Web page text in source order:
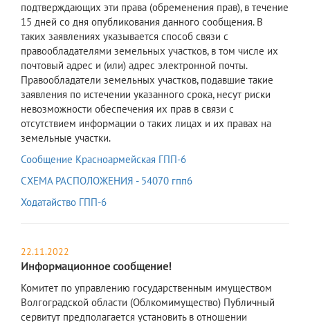
подтверждающих эти права (обременения прав), в течение
15 дней со дня опубликования данного сообщения. В
таких заявлениях указывается способ связи с
правообладателями земельных участков, в том числе их
почтовый адрес и (или) адрес электронной почты.
Правообладатели земельных участков, подавшие такие
заявления по истечении указанного срока, несут риски
невозможности обеспечения их прав в связи с
отсутствием информации о таких лицах и их правах на
земельные участки.
Сообщение Красноармейская ГПП-6
СХЕМА РАСПОЛОЖЕНИЯ - 54070 гпп6
Ходатайство ГПП-6
22.11.2022
Информационное сообщение!
Комитет по управлению государственным имуществом
Волгоградской области (Облкомимущество) Публичный
сервитут предполагается установить в отношении